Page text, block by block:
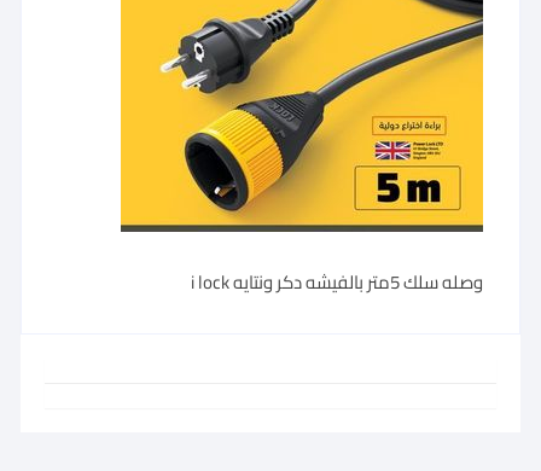
وصله سلك 5متر بالفيشه دكر ونتايه i lock